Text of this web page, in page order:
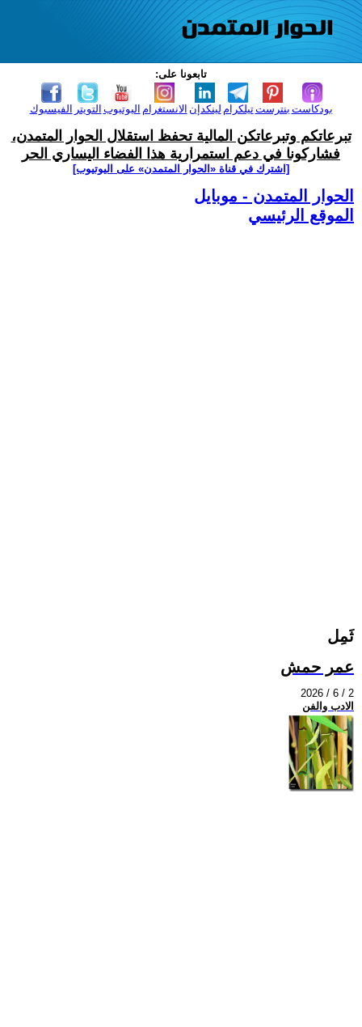
تابعونا على:
الفيسبوك التويتر اليوتيوب الانستغرام لينكدإن تيلكرامبنترست بودكاست
تبرعاتكم وتبرعاتكن المالية تحفظ استقلال الحوار المتمدن،
فشاركونا في دعم استمرارية هذا الفضاء اليساري الحر
[اشترك في قناة ‫«الحوار المتمدن» على اليوتيوب]
الحوار المتمدن - موبايل
الموقع الرئيسي
ثَمِل
عمر حمش
2026 / 6 / 2
الادب والفن